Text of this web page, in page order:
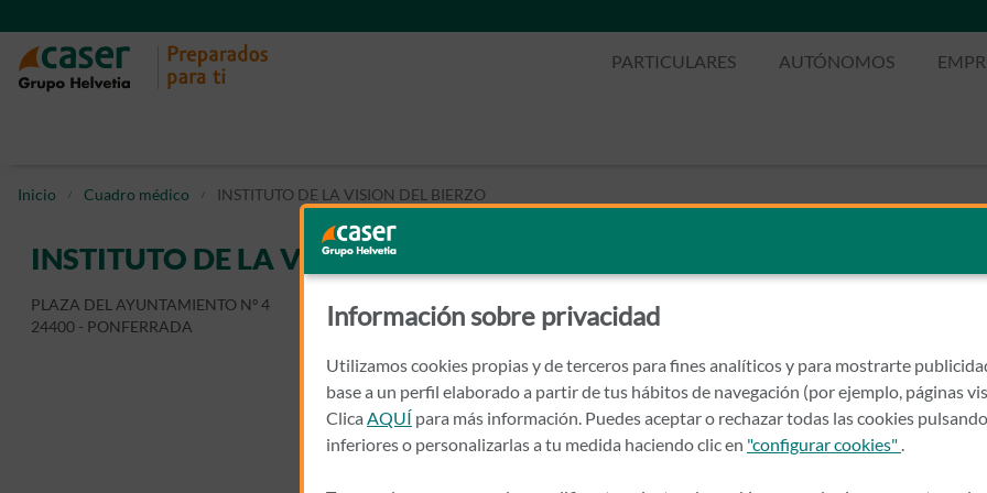
PARTICULARES AUTÓNOMOS
Inicio Cuadro médico INSTITUTO DE LA VISION DEL BIERZO
INSTITUTO DE LA VISION DEL BIERZO
PLAZA DEL AYUNTAMIENTO Nº 4
24400 - PONFERRADA
Información sobre privacidad
Utilizamos cookies propias y de terceros para fines analíticos y para mostrarte
base a un perfil elaborado a partir de tus hábitos de navegación (por ejemplo, páginas
Clica AQUÍ para más información. Puedes aceptar o rechazar todas las cookies
inferiores o personalizarlas a tu medida haciendo clic en "configurar cookies"